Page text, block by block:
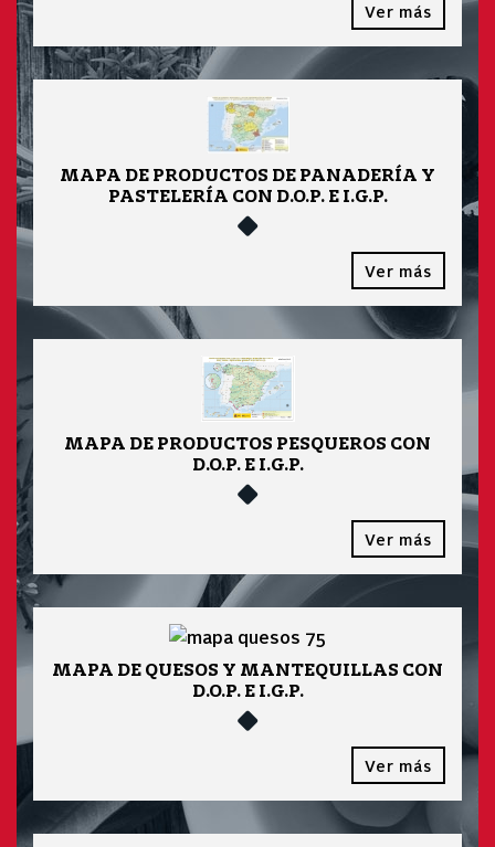
Ver más
MAPA DE PRODUCTOS DE PANADERÍA Y
PASTELERÍA CON D.O.P. E I.G.P.
Ver más
MAPA DE PRODUCTOS PESQUEROS CON
D.O.P. E I.G.P.
Ver más
MAPA DE QUESOS Y MANTEQUILLAS CON
D.O.P. E I.G.P.
Ver más